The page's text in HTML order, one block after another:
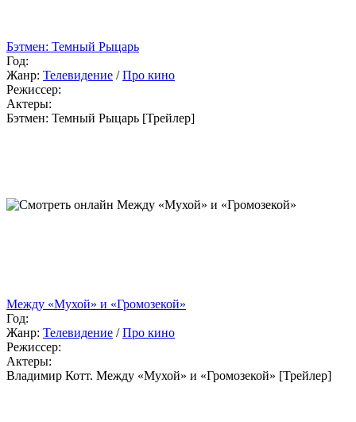
Бэтмен: Темный Рыцарь
Год:
Жанр: Телевидение /Про кино
Режиссер:
Актеры:
Бэтмен: Темный Рыцарь [Трейлер]
Между «Мухой» и «Громозекой»
Год:
Жанр: Телевидение /Про кино
Режиссер:
Актеры:
Владимир Котт. Между «Мухой» и «Громозекой» [Трейлер]